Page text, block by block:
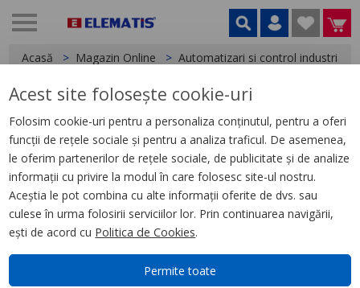
Acasă Magazin Online Automatizari si control industrial
< Relee
Varistor, 110, 240 V C.A./C.C.,
pentru Socluri Rpz/Rxz
Acest site folosește cookie-uri
Folosim cookie-uri pentru a personaliza conținutul, pentru a oferi
funcții de rețele sociale și pentru a analiza traficul. De asemenea,
le oferim partenerilor de rețele sociale, de publicitate și de analize
informații cu privire la modul în care folosesc site-ul nostru.
Aceștia le pot combina cu alte informații oferite de dvs. sau
culese în urma folosirii serviciilor lor. Prin continuarea navigării,
ești de acord cu Politica de Cookies.
Permite toate